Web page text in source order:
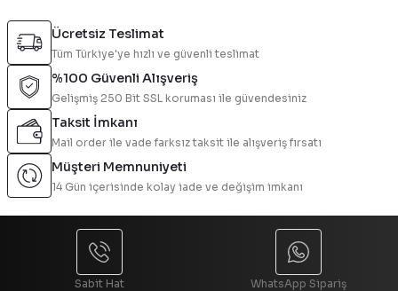
Ücretsiz Teslimat
Tüm Türkiye'ye hızlı ve güvenli teslimat
%100 Güvenli Alışveriş
Gelişmiş 250 Bit SSL koruması ile güvendesiniz
Taksit İmkanı
Mail order ile vade farksız taksit ile alışveriş fırsatı
Müşteri Memnuniyeti
14 Gün içerisinde kolay iade ve değişim imkanı
Sabit Hat WhatsApp Sipariş